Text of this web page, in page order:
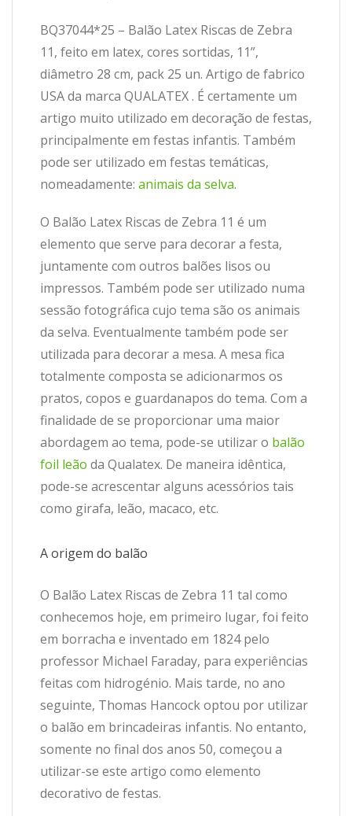
BQ37044*25 – Balão Latex Riscas de Zebra
11, feito em latex, cores sortidas, 11”,
diâmetro 28 cm, pack 25 un. Artigo de fabrico
USA da marca QUALATEX . É certamente um
artigo muito utilizado em decoração de festas,
principalmente em festas infantis. Também
pode ser utilizado em festas temáticas,
nomeadamente: animais da selva.
O Balão Latex Riscas de Zebra 11 é um
elemento que serve para decorar a festa,
juntamente com outros balões lisos ou
impressos. Também pode ser utilizado numa
sessão fotográfica cujo tema são os animais
da selva. Eventualmente também pode ser
utilizada para decorar a mesa. A mesa fica
totalmente composta se adicionarmos os
pratos, copos e guardanapos do tema. Com a
finalidade de se proporcionar uma maior
abordagem ao tema, pode-se utilizar o balão
foil leão da Qualatex. De maneira idêntica,
pode-se acrescentar alguns acessórios tais
como girafa, leão, macaco, etc.
A origem do balão
O Balão Latex Riscas de Zebra 11 tal como
conhecemos hoje, em primeiro lugar, foi feito
em borracha e inventado em 1824 pelo
professor Michael Faraday, para experiências
feitas com hidrogénio. Mais tarde, no ano
seguinte, Thomas Hancock optou por utilizar
o balão em brincadeiras infantis. No entanto,
somente no final dos anos 50, começou a
utilizar-se este artigo como elemento
decorativo de festas.